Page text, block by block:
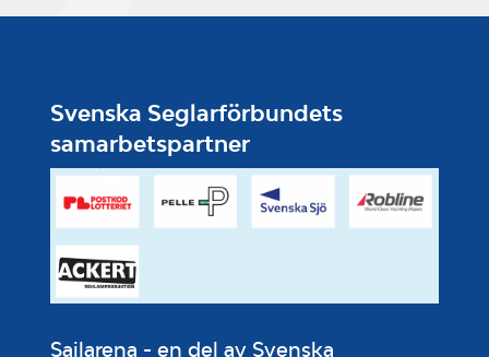
Svenska Seglarförbundets
samarbetspartner
Sailarena - en del av Svenska